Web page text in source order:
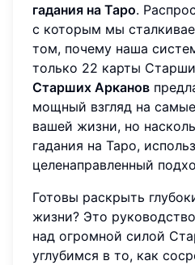
гадания на Таро.
с которым мы
том, почему наша
только 22 карты
Старших Арканов
мощный взгляд на
вашей жизни, но
гадания на Таро,
целенаправленный
Готовы раскрыть
жизни? Это
над огромной силой
углубимся в то, как